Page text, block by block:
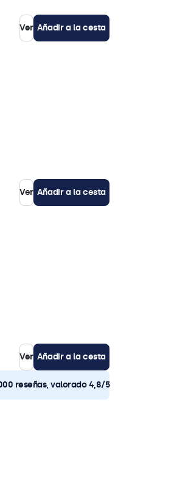
Ver Añadir a la cesta
Ver Añadir a la cesta
Ver Añadir a la cesta
reseñas, valorado 4,8/5